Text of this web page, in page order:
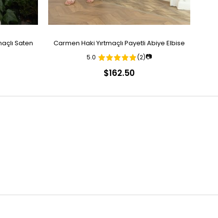
Saten Carmen Haki Yırtmaçlı Payetli Abiye Elbise
5.0 (2)📷
$162.50